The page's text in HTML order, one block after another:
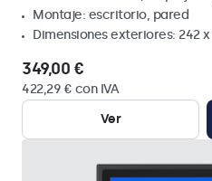
Montaje: escritorio, pared
Dimensiones exteriores: 242 x
349,00 €
422,29 € con IVA
Ver